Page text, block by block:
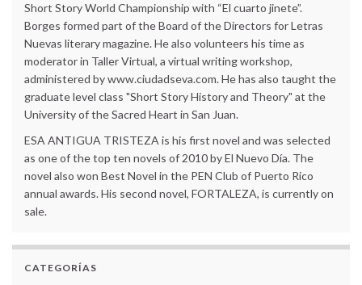
Short Story World Championship with “El cuarto jinete”.
Borges formed part of the Board of the Directors for Letras
Nuevas literary magazine. He also volunteers his time as
moderator in Taller Virtual, a virtual writing workshop,
administered by www.ciudadseva.com. He has also taught the
graduate level class "Short Story History and Theory" at the
University of the Sacred Heart in San Juan.
ESA ANTIGUA TRISTEZA is his first novel and was selected
as one of the top ten novels of 2010 by El Nuevo Día. The
novel also won Best Novel in the PEN Club of Puerto Rico
annual awards. His second novel, FORTALEZA, is currently on
sale.
CATEGORÍAS